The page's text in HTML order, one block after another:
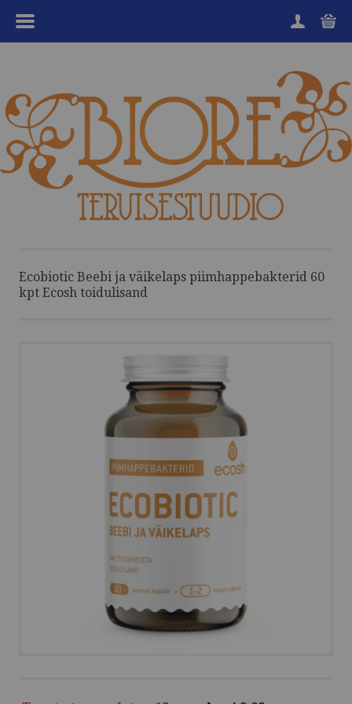
TOOTEGRUPID
KAUBAMÄRGID
SOODUKAD
TEENUSED
VÕTA ÜHENDUST
Ecobiotic Beebi ja väikelaps piimhappebakterid 60
kpt Ecosh toidulisand